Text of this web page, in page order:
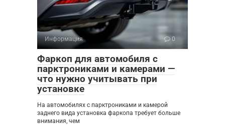
Информация 0
Фаркоп для автомобиля с
парктрониками и камерами —
что нужно учитывать при
установке
На автомобилях с парктрониками и камерой
заднего вида установка фаркопа требует больше
внимания, чем